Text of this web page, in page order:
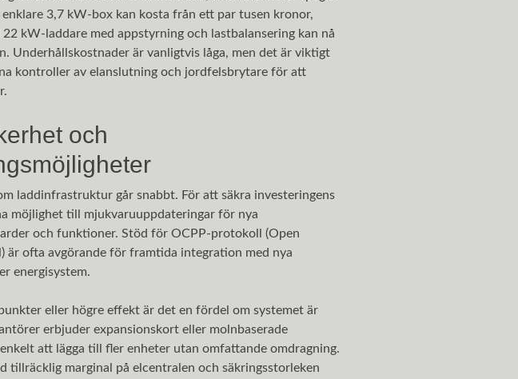
3,7 kW-box kan kosta från ett par tusen kronor,
kW-laddare med appstyrning och lastbalansering kan nå
Underhållskostnader är vanligtvis låga, men det är viktigt
kontroller av elanslutning och jordfelsbrytare för att
och
laddinfrastruktur går snabbt. För att säkra investeringens
möjlighet till mjukvaru­uppdateringar för nya
och funktioner. Stöd för OCPP-protokoll (Open
är ofta avgörande för framtida integration med nya
energisystem.
eller högre effekt är det en fördel om systemet är
erbjuder expansionskort eller molnbaserade
att lägga till fler enheter utan omfattande omdragning.
tillräcklig marginal på elcentralen och säkringsstorleken